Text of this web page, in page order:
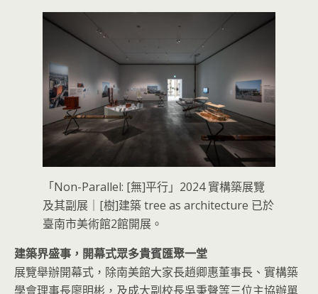
「Non-Parallel: [無]平行」2024 實構築展覽
及其副展｜[樹]建築 tree as architecture 已於
臺南市美術館2館開展。
建築界盛事，開幕式眾多貴賓匯聚一堂
展覽舉辦開幕式，除南美館大家長趙卿惠董事長、實構築
學會理事長廖明彬，及成大副校長吳秉聲等三位主協辦單